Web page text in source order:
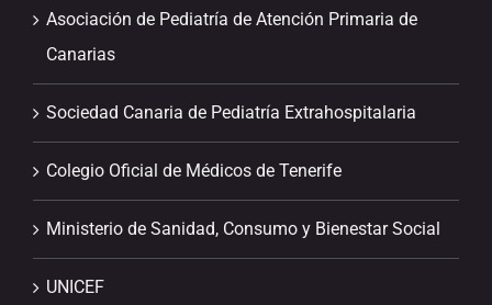
Asociación de Pediatría de Atención Primaria de
Canarias
Sociedad Canaria de Pediatría Extrahospitalaria
Colegio Oficial de Médicos de Tenerife
Ministerio de Sanidad, Consumo y Bienestar Social
UNICEF